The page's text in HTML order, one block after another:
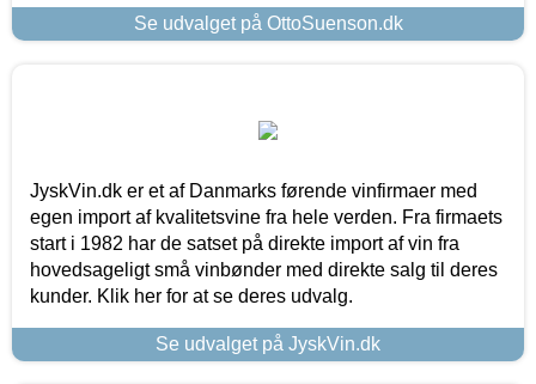
Se udvalget på OttoSuenson.dk
JyskVin.dk er et af Danmarks førende vinfirmaer med
egen import af kvalitetsvine fra hele verden. Fra firmaets
start i 1982 har de satset på direkte import af vin fra
hovedsageligt små vinbønder med direkte salg til deres
kunder. Klik her for at se deres udvalg.
Se udvalget på JyskVin.dk